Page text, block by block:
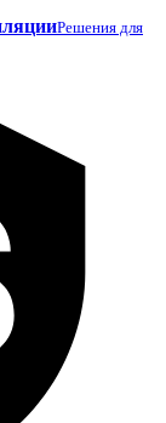
Решения для